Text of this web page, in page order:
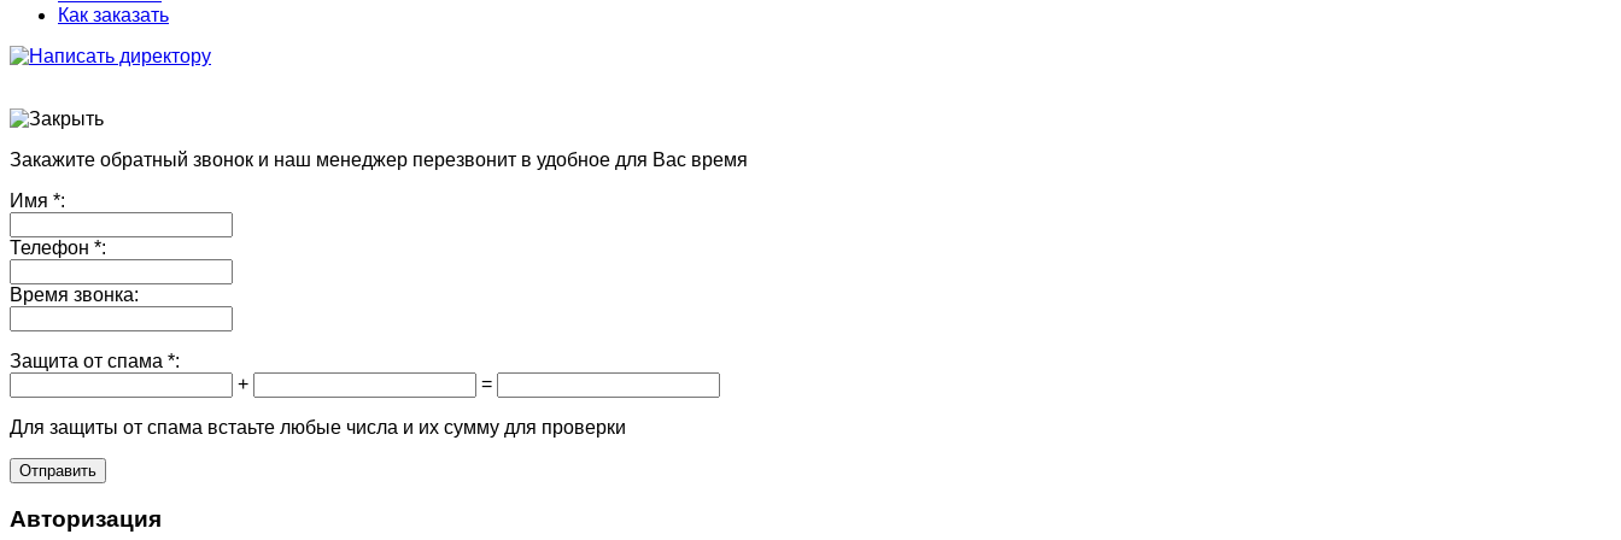
Как заказать
Закажите обратный звонок и наш менеджер перезвонит в удобное для Вас время
Имя *:
Телефон *:
Время звонка:
Защита от спама *:
+
=
Для защиты от спама встаьте любые числа и их сумму для проверки
Авторизация